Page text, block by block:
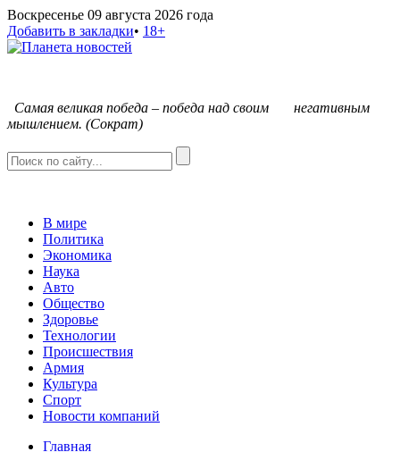
Воскресенье 09 августа 2026 года
Добавить в закладки• 18+
Самая великая победа – победа над своим негативным
мышлением. (Сократ)
В мире
Политика
Экономика
Наука
Авто
Общество
Здоровье
Технологии
Происшествия
Армия
Культура
Спорт
Новости компаний
Главная